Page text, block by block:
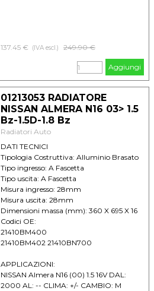
137.45 € (IVA escl.) Prezzo senza sconto
249.90 €
Aggiungi
01213053 RADIATORE
NISSAN ALMERA N16 03> 1.5
Bz-1.5D-1.8 Bz
Radiatori Auto
DATI TECNICI
Tipologia Costruttiva: Alluminio Brasato
Tipo ingresso: A Fascetta
Tipo uscita: A Fascetta
Misura ingresso: 28mm
Misura uscita: 28mm
Dimensioni massa (mm): 360 X 695 X 16
Codici OE:
21410BM400
21410BM402 21410BN700
APPLICAZIONI:
NISSAN Almera N16 (00) 1.5 16V DAL:
2000 AL: -- CLIMA: +/- CAMBIO: M